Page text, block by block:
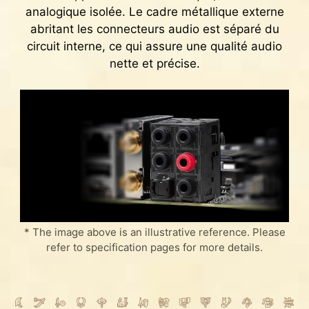
BAR », qui permet aux CPU modernes d'accéder
instantanément à l'intégralité de la mémoire du
GPU pour ainsi grandement améliorer les
performances.
analogique isolée. Le cadre métallique externe
abritant les connecteurs audio est séparé du
circuit interne, ce qui assure une qualité audio
nette et précise.
* The image above is an illustrative reference. Please
refer to specification pages for more details.
Support des rubans LED RGB 5 volts
adressables. Compatible avec les rubans ARGB
Gen2 et Gen1.
* Les rubans Gen2 supporteront seulement sept
profils de rétroéclairage RGB.
HEADER VENTILATEUR ET JAF
2,5G LAN
Antenne aimantée exclusive
Antenne EZ avec pied métallique
DERNIÈRE GÉNÉRATION